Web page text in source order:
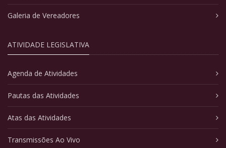
Galeria de Vereadores
ATIVIDADE LEGISLATIVA
Agenda de Atividades
Pautas das Atividades
Atas das Atividades
Transmissões Ao Vivo